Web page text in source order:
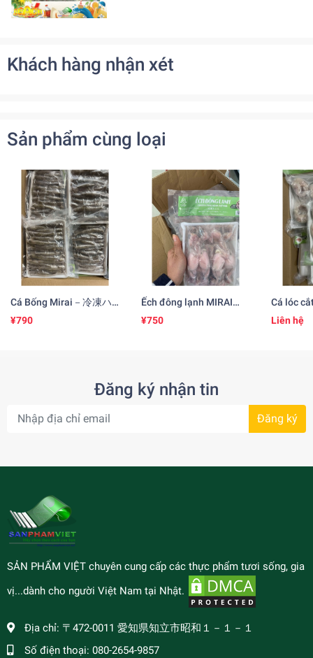
Khách hàng nhận xét
Sản phẩm cùng loại
Cá Bống Mirai－冷凍ハ
ゼ
¥790
Ếch đông lạnh MIRAI
(500gr)冷凍カエル
¥750
Cá lóc
凍ライ
Liên hệ
Đăng ký nhận tin
Đăng ký
SẢN PHẨM VIỆT chuyên cung cấp các thực phẩm tươi sống, gia
vị...dành cho người Việt Nam tại Nhật.
Địa chỉ: 〒472-0011 愛知県知立市昭和１－１－１
Số điện thoại: 080-2654-9857